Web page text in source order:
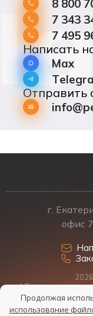
8 800
7 343
7 495
Написать
Max
Отправить
г.
офис
* Размещенная на
является
Продолжая
использование